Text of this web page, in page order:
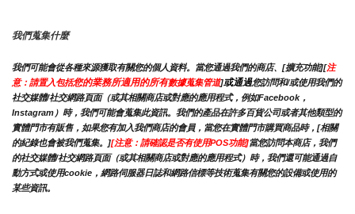
我們蒐集什麼
我們可能會從各種來源獲取有關您的個人資料。當您通過我們的商店、[擴充功能][注
意：請置入包括您的業務所適用的所有數據蒐集管道]或通過您訪問和/或使用我們的
社交媒體/社交網路頁面（或其相關商店或對應的應用程式，例如Facebook，
Instagram）時，我們可能會蒐集此資訊。我們的產品在許多百貨公司或者其他類型的
實體門市有販售，如果您有加入我們商店的會員，當您在實體門市購買商品時，[相關
的紀錄也會被我們蒐集。][注意：請確認是否有使用POS功能]當您訪問本商店，我們
的社交媒體/社交網路頁面（或其相關商店或對應的應用程式）時，我們還可能通過自
動方式或使用cookie，網路伺服器日誌和網路信標等技術蒐集有關您的設備或使用的
某些資訊。